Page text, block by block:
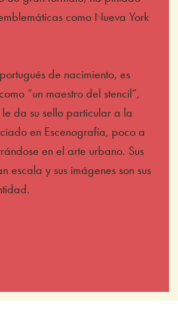
como Nueva York
de nacimiento, es
“un maestro del stencil”,
da su sello particular a la
en Escenografía, poco a
en el arte urbano. Sus
escala y sus imágenes son sus